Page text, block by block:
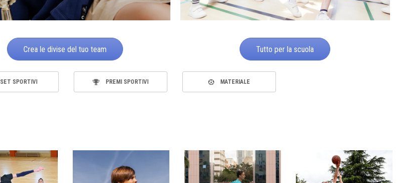
Crea le divise del tuo team Tutto per la scuola
SET SPORTIVI PREMI SPORTIVI MATERIALE